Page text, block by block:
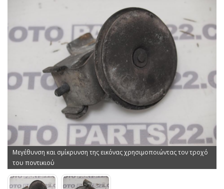
Μεγέθυνση και σμίκρυνση της εικόνας χρησιμοποιώντας τον τροχό
του ποντικιού